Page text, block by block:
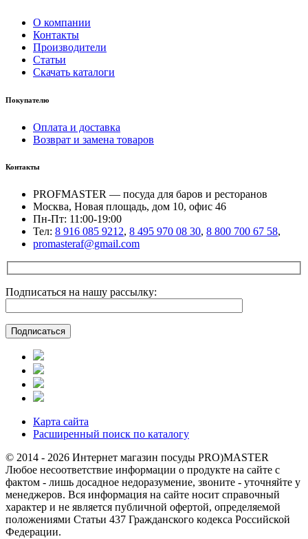
О компании
Контакты
Производители
Статьи
Скачать каталоги
Покупателю
Оплата и доставка
Возврат и замена товаров
Контакты
PROFMASTER — посуда для баров и ресторанов
Москва, Новая площадь, дом 10, офис 46
Пн-Пт: 11:00-19:00
Тел: 8 916 085 9212, 8 495 970 08 30, 8 800 700 67 58,
promasteraf@gmail.com
Подписаться на нашу рассылку:
Карта сайта
Расширенный поиск по каталогу
© 2014 - 2026 Интернет магазин посуды PRO)MASTER
Любое несоответствие информации о продукте на сайте с
фактом - лишь досадное недоразумение, звоните - уточняйте у
менеджеров. Вся информация на сайте носит справочный
характер и не является публичной офертой, определяемой
положениями Статьи 437 Гражданского кодекса Российской
Федерации.